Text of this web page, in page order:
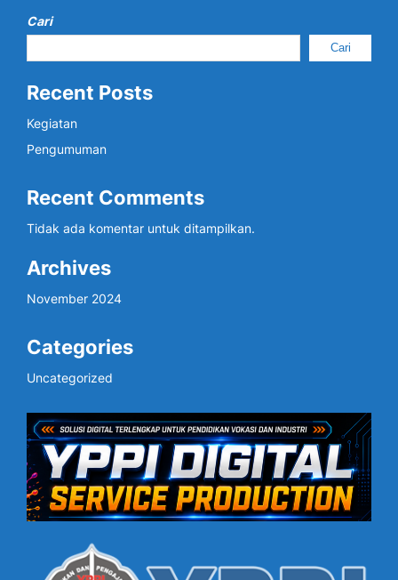
Cari
Cari
Recent Posts
Kegiatan
Pengumuman
Recent Comments
Tidak ada komentar untuk ditampilkan.
Archives
November 2024
Categories
Uncategorized